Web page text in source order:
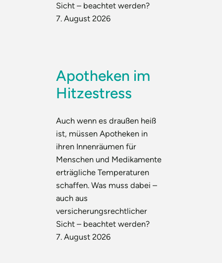
Sicht – beachtet werden?
7. August 2026
Apotheken im
Hitzestress
Auch wenn es draußen heiß
ist, müssen Apotheken in
ihren Innenräumen für
Menschen und Medikamente
erträgliche Temperaturen
schaffen. Was muss dabei –
auch aus
versicherungsrechtlicher
Sicht – beachtet werden?
7. August 2026